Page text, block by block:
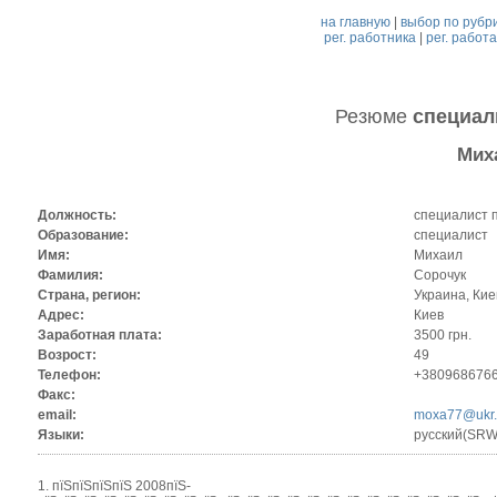
на главную |выбор по
рег. работника| рег.
Резюме
Должность:
специалист
Образование:
специалист
Имя:
Михаил
Фамилия:
Сорочук
Страна, регион:
Украина,
Адрес:
Киев
Заработная плата:
3500 грн.
Возрост:
49
Телефон:
Факс:
email:
Языки:
1. пїЅпїЅпїЅпїЅ 2008пїЅ-